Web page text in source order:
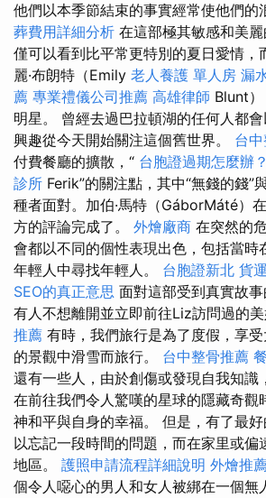
他們以本季節結束的事實經常使他們的
葬費用詳細分析 在這部極其敏感和美
僅可以看到比平常更特別的夏日愛情，
麗·布朗特（Emily 老人養護 單人房 漏
薦 專業禮儀公司推薦 高雄律師 Blunt
明星。 曾經去過巴拉頓湖的任何人都
興趣從今天開始關注這個舊世界。 台
付費餐廳的擴散，“ 台胞證過期怎麼辦？
診所 Ferik”的關注點，其中“無錢的錢”
種者面對。加伯·馬特（GáborMáté）
方的評論完成了。 外燴廠商 在突然的
會都以不同的個性表現出色，包括當時
年輕人中尋找年輕人。 台胞證新北 貨
SEO的真正意思 面對這部受到真實故
有人不想離開並立即前往Liz訪問過的美
推薦 有時，我們旅行是為了度假，享
的景觀中滑雪而旅行。 台中整骨推薦
還有一些人，由於創傷或發現自我知識
在前往我們令人驚嘆的星球的隱藏奇觀
神和平與自身的幸福。 但是，有了最
以忘記一段時間的問題，而在家里或偏
地區。 護照申請流程詳細說明 外燴推
個令人噁心的男人和女人被綁在一個無